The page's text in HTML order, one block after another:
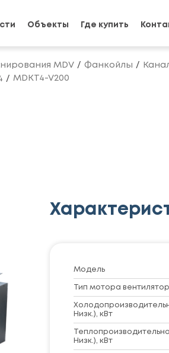
Объекты Где купить
MDV Фанкойлы
MDKT4-V200
Модель
Тип мотора
Низк.), кВт
Низк.), кВт